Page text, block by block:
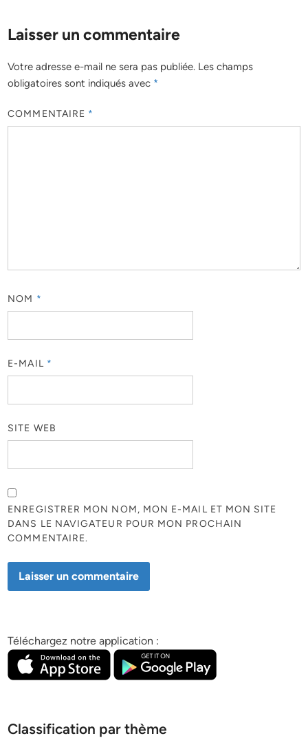
Laisser un commentaire
Votre adresse e-mail ne sera pas publiée. Les champs
obligatoires sont indiqués avec *
COMMENTAIRE *
NOM *
E-MAIL *
SITE WEB
ENREGISTRER MON NOM, MON E-MAIL ET MON SITE
DANS LE NAVIGATEUR POUR MON PROCHAIN
COMMENTAIRE.
Téléchargez notre application :
Classification par thème